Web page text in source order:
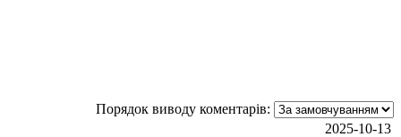
Порядок виводу коментарів:
2025-10-13